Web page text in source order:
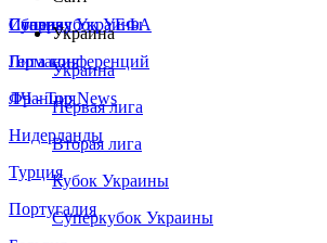
Сборная Украины
Италия
Германия
Франция
Нидерланды
Турция
Португалия
Суперкубок УЕФА
Лига конференций
ЛЧ - Top News
Украина
Украина
Первая лига
Вторая лига
Кубок Украины
Суперкубок Украины